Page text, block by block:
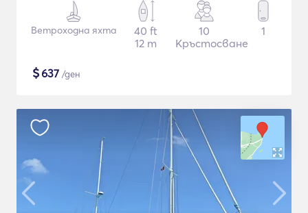
Ветроходна яхта
40 ft
12 m
10
Кръстосване
1
$637 /ден